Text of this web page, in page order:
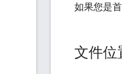
如果您是
文件位